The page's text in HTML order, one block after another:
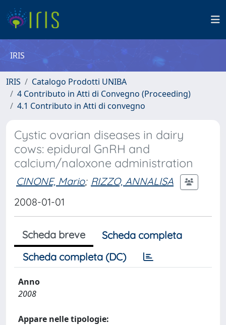
IRIS
IRIS
Catalogo Prodotti UNIBA
4 Contributo in Atti di Convegno (Proceeding)
4.1 Contributo in Atti di convegno
Cystic ovarian diseases in dairy
cows: epidural GnRH and
calcium/naloxone administration
CINONE, Mario; RIZZO, ANNALISA
2008-01-01
Scheda breve
Scheda completa
Scheda completa (DC)
Anno
2008
Appare nelle tipologie: